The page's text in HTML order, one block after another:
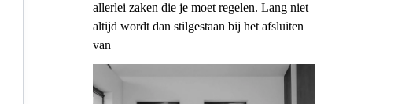
allerlei zaken die je moet regelen. Lang niet
altijd wordt dan stilgestaan bij het afsluiten
van